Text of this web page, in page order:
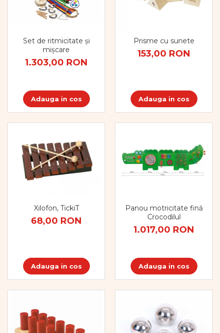
Set de ritmicitate și
mișcare
1.303,00 RON
Adauga in cos
Prisme cu sunete
153,00 RON
Adauga in cos
Xilofon, TickiT
68,00 RON
Adauga in cos
Panou motricitate fină
Crocodilul
1.017,00 RON
Adauga in cos